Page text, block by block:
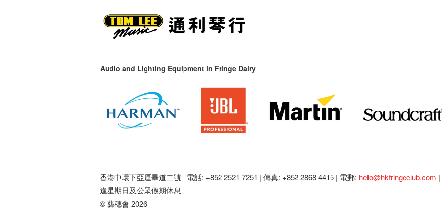
Audio and Lighting Equipment in Fringe Dairy
香港中環下亞厘畢道二號 | 電話: +852 2521 7251 | 傳真: +852 2868 4415 | 電郵: hello@hkfringeclub.com |
逢星期日及公眾假期休息
© 藝穗會 2026